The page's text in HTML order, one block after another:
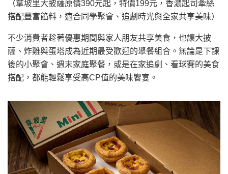
（拿坡里大披薩原價390元起，特價199元，香濃起司牽絲
搭配豐富餡料，適合同學聚會、追劇時光與全家共享美味）
不少消費者趁著優惠期間與家人朋友共享美食，也讓大披
薩、炸雞與蛋塔成為近期最受歡迎的聚餐組合。無論是下課
後的小聚會、週末家庭聚餐，或是在家追劇、看球賽的美食
搭配，都能輕鬆享受高CP值的美味饗宴。